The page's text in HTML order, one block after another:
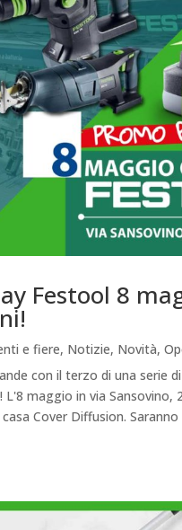
Festool 8
e fiere, Notizie, Novità,
con il terzo di una serie
L'8 maggio in via
Cover Diffusion. Saranno